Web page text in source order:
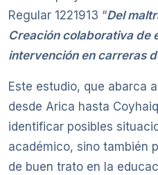
Regular 1221913 “Del
Creación colaborativa de
intervención en carreras
Este estudio, que abarca
desde Arica hasta
identificar posibles
académico, sino también
de buen trato en la